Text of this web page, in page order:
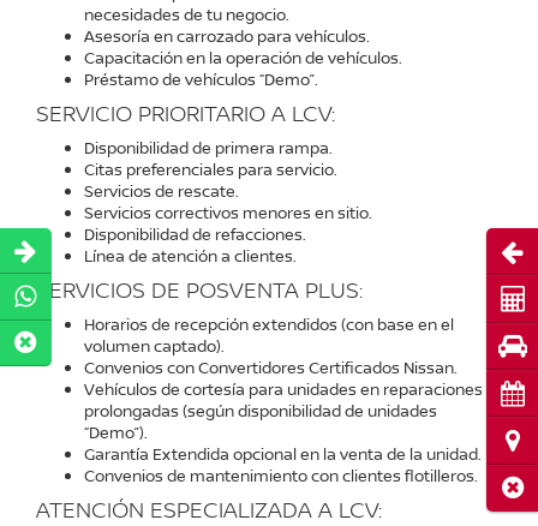
necesidades de tu negocio.
Asesoría en carrozado para vehículos.
Capacitación en la operación de vehículos.
Préstamo de vehículos “Demo”.
SERVICIO PRIORITARIO A LCV:
Disponibilidad de primera rampa.
Citas preferenciales para servicio.
Servicios de rescate.
Servicios correctivos menores en sitio.
Disponibilidad de refacciones.
Línea de atención a clientes.
SERVICIOS DE POSVENTA PLUS:
Horarios de recepción extendidos (con base en el
volumen captado).
Convenios con Convertidores Certificados Nissan.
Vehículos de cortesía para unidades en reparaciones
prolongadas (según disponibilidad de unidades
“Demo”).
Garantía Extendida opcional en la venta de la unidad.
Convenios de mantenimiento con clientes flotilleros.
ATENCIÓN ESPECIALIZADA A LCV: